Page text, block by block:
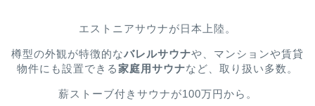
エストニアサウナが日本上陸。
樽型の外観が特徴的なバレルサウナや、マンションや賃貸
物件にも設置できる家庭用サウナなど、取り扱い多数。
薪ストーブ付きサウナが100万円から。